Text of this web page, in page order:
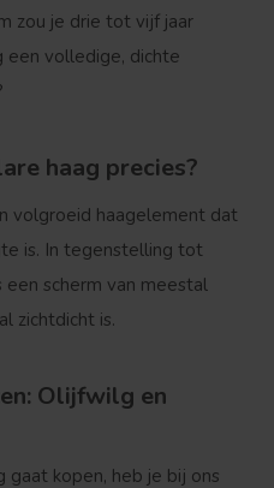
zou je drie tot vijf jaar
een volledige, dichte
haag precies?
volgroeid haagelement dat
is. In tegenstelling tot
scherm van meestal
zichtdicht is.
Olijfwilg en
gaat kopen, heb je bij ons